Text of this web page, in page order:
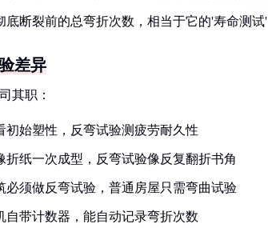
底断裂前的总弯折次数，相当于它的'寿命测试'
差异
其职：
初始塑性，反弯试验测疲劳耐久性
折纸一次成型，反弯试验像反复翻折书角
必须做反弯试验，普通房屋只需弯曲试验
自带计数器，能自动记录弯折次数